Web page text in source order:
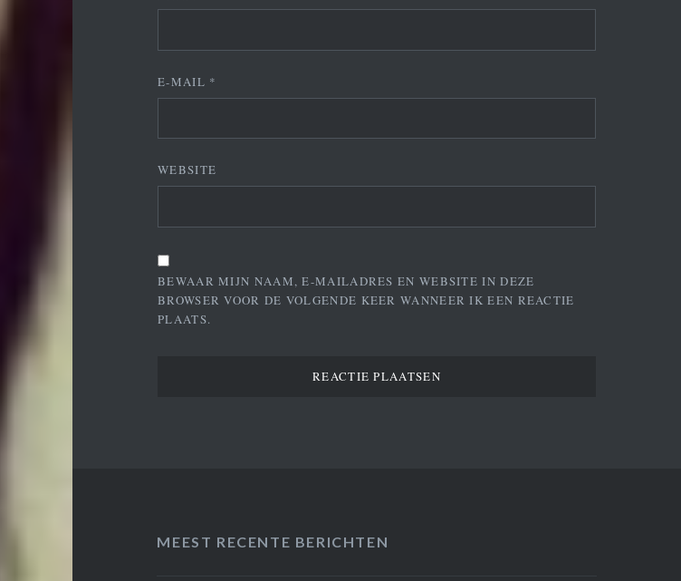
E-MAIL *
WEBSITE
BEWAAR MIJN NAAM, E-MAILADRES EN WEBSITE IN DEZE
BROWSER VOOR DE VOLGENDE KEER WANNEER IK EEN REACTIE
PLAATS.
MEEST RECENTE BERICHTEN